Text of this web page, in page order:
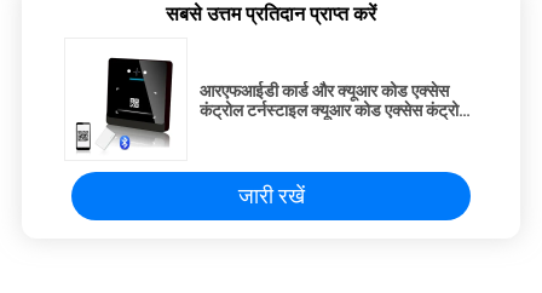
सबसे उत्तम प्रतिदान प्राप्त करें
आरएफआईडी कार्ड और क्यूआर कोड एक्सेस
कंट्रोल टर्नस्टाइल क्यूआर कोड एक्सेस कंट्रोल
जारी रखें